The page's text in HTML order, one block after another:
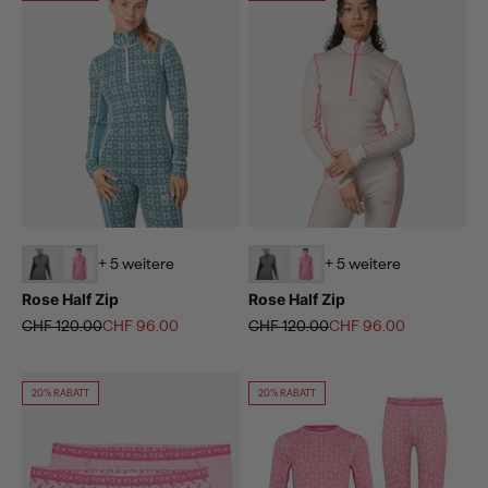
+ 5 weitere
Rose Half Zip
Regulärer Preis
CHF 120.00Angebot
CHF 96.00
+ 5 weitere
Rose Half Zip
Regulärer Preis
CHF 120.00Angebot
CHF 96.00
20% RABATT 20% RABATT